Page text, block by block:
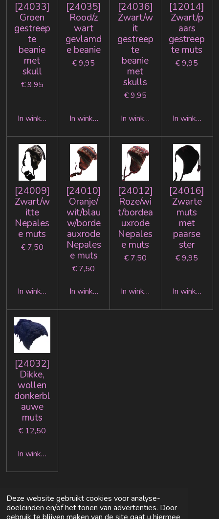
Deze website gebruikt cookies voor analyse-
doeleinden en/of het tonen van advertenties. Door
[24033]
Groen
gestreep
te
beanie
met
skull
€ 9,95
In winkelwagen
[24035]
Rood/z
wart
gevlamd
e beanie
€ 9,95
In winkelwagen
[24036]
Zwart/w
it
gestreep
te
beanie
met
skulls
€ 9,95
In winkelwagen
[12014]
Zwart/p
aars
gestreep
te muts
€ 9,95
In
[24009]
Zwart/w
itte
Nepales
e muts
€ 7,50
In winkelwagen
[24010]
Oranje/
wit/blau
w/borde
auxrode
Nepales
e muts
€ 7,50
In winkelwagen
[24012]
Roze/wi
t/bordea
uxrode
Nepales
e muts
€ 7,50
In winkelwagen
[24016]
Zwarte
muts
met
paarse
ster
€ 9,95
In
[24032]
Dikke,
wollen
donkerbl
auwe
muts
€ 12,50
In winkelwagen